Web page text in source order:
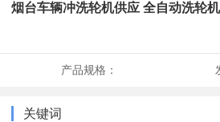
烟台车辆冲洗轮机供应 全自动洗轮机
产品规格：
关键词